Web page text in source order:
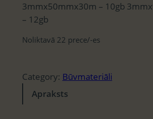
3mmx50mmx30m – 10gb
– 12gb
Noliktavā 22 prece/-es
Category: Būvmateriāli
Apraksts